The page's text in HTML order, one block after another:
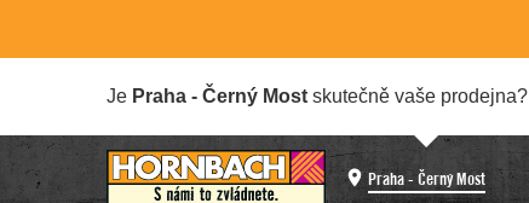
Je Praha - Černý Most skutečně vaše prodejna?
Praha - Černý Most